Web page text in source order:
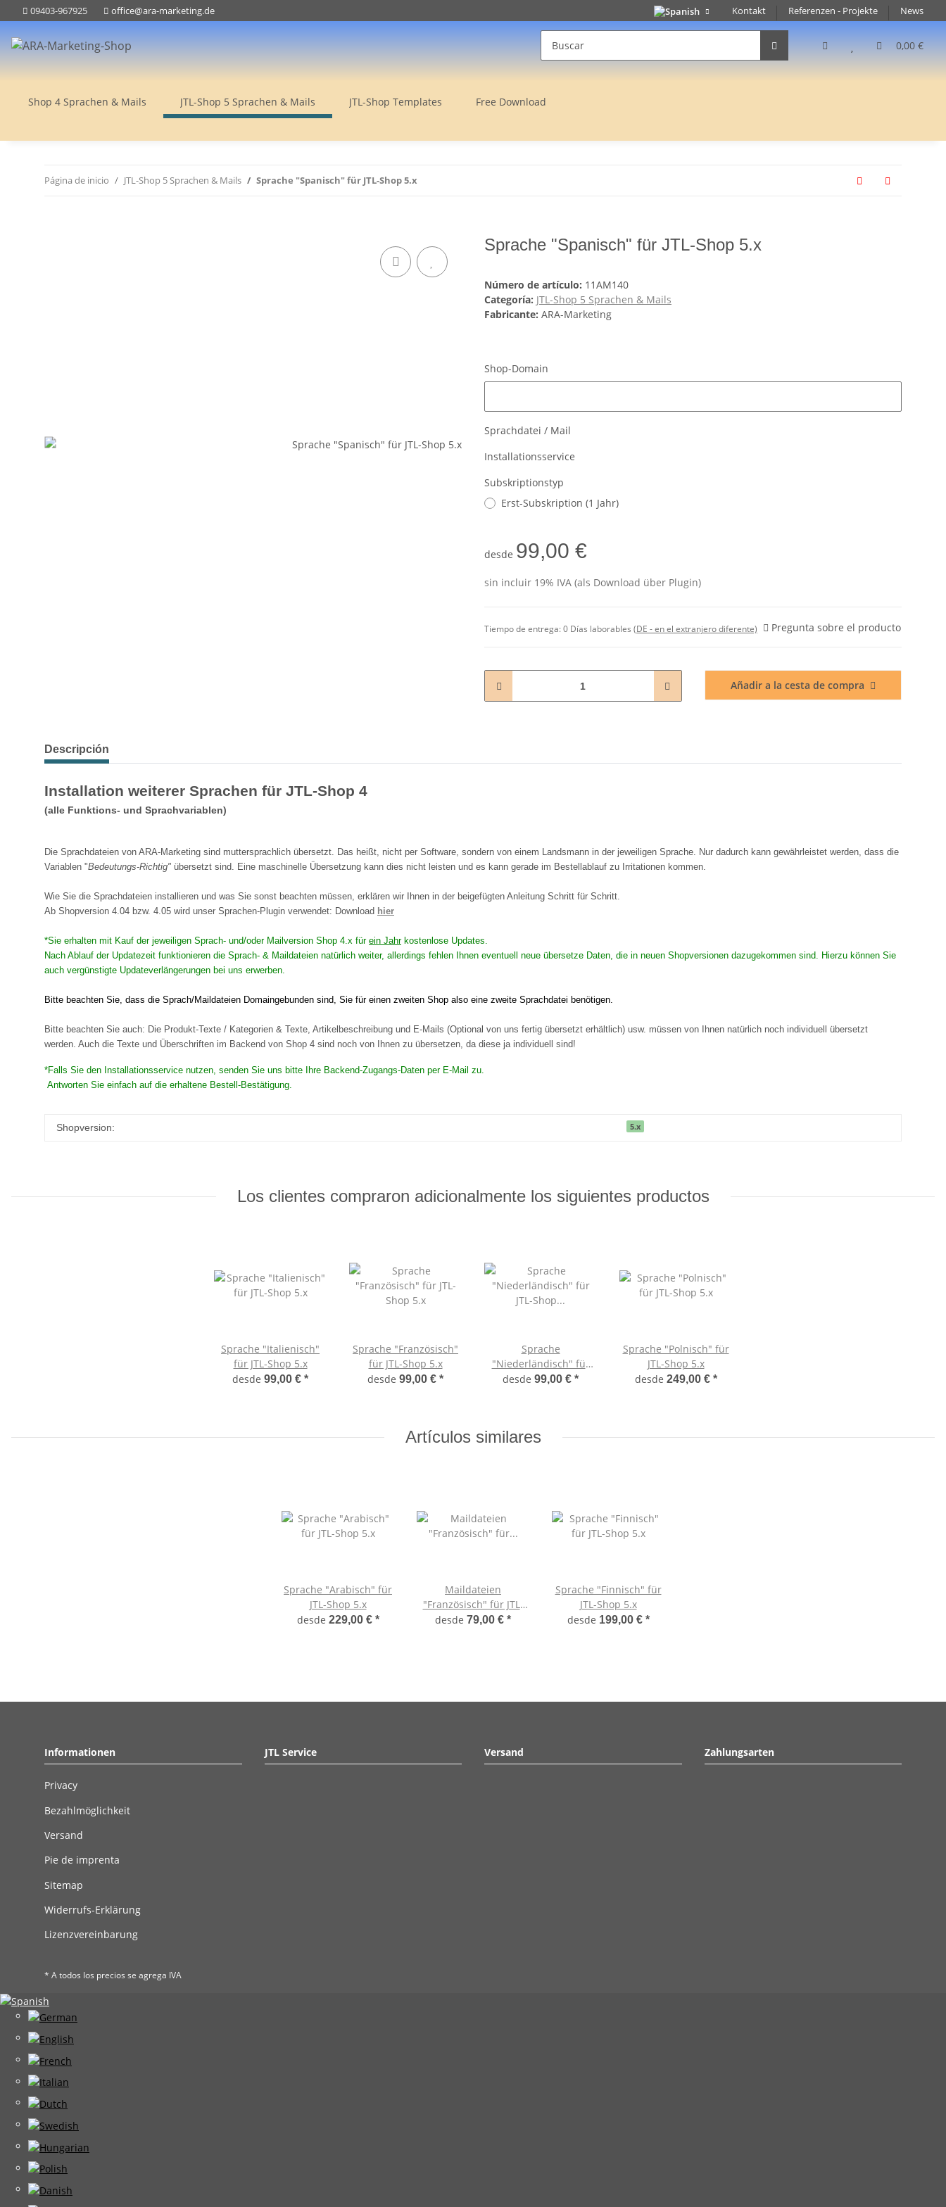
Kontakt Referenzen - Projekte News
09403-967925 office@ara-marketing.de
0,00 €
Shop 4 Sprachen & Mails JTL-Shop 5 Sprachen & Mails JTL-Shop Templates Free Download
Página de inicio JTL-Shop 5 Sprachen & Mails Sprache "Spanisch" für JTL-Shop 5.x
Sprache "Spanisch" für JTL-Shop 5.x
Número de artículo: 11AM140
Categoría: JTL-Shop 5 Sprachen & Mails
Fabricante: ARA-Marketing
Shop-Domain
Sprachdatei / Mail
Installationsservice
Subskriptionstyp
Erst-Subskription (1 Jahr)
desde 99,00 €
sin incluir 19% IVA (als Download über Plugin)
Tiempo de entrega:0 Días laborables (DE - en el extranjero diferente) Pregunta sobre el producto
Añadir a la cesta de compra
Descripción
Installation weiterer Sprachen für JTL-Shop 4
(alle Funktions- und Sprachvariablen)
Die Sprachdateien von ARA-Marketing sind muttersprachlich übersetzt. Das heißt, nicht per Software, sondern von einem Landsmann in der jeweiligen Sprache. Nur dadurch kann gewährleistet werden, dass die
Variablen "Bedeutungs-Richtig" übersetzt sind. Eine maschinelle Übersetzung kann dies nicht leisten und es kann gerade im Bestellablauf zu Irritationen kommen.
Wie Sie die Sprachdateien installieren und was Sie sonst beachten müssen, erklären wir Ihnen in der beigefügten Anleitung Schritt für Schritt.
Ab Shopversion 4.04 bzw. 4.05 wird unser Sprachen-Plugin verwendet: Download hier
*Sie erhalten mit Kauf der jeweiligen Sprach- und/oder Mailversion Shop 4.x für ein Jahrkostenlose Updates.
Nach Ablauf der Updatezeit funktionieren die Sprach- & Maildateien natürlich weiter, allerdings fehlen Ihnen eventuell neue übersetze Daten, die in neuen Shopversionen dazugekommen sind. Hierzu können Sie
auch vergünstigte Updateverlängerungen bei uns erwerben.
Bitte beachten Sie, dass die Sprach/Maildateien Domaingebunden sind, Sie für einen zweiten Shop also eine zweite Sprachdatei benötigen.
Bitte beachten Sie auch: Die Produkt-Texte / Kategorien & Texte, Artikelbeschreibung und E-Mails (Optional von uns fertig übersetzt erhältlich) usw. müssen von Ihnen natürlich noch individuell übersetzt
werden. Auch die Texte und Überschriften im Backend von Shop 4 sind noch von Ihnen zu übersetzen, da diese ja individuell sind!
*Falls Sie den Installationsservice nutzen, senden Sie uns bitte Ihre Backend-Zugangs-Daten per E-Mail zu.
Antworten Sie einfach auf die erhaltene Bestell-Bestätigung.
Shopversion: 5.x
Los clientes compraron adicionalmente los siguientes productos
Sprache "Italienisch"
für JTL-Shop 5.x
desde 99,00 € *
Sprache "Französisch"
für JTL-Shop 5.x
desde 99,00 € *
Sprache
"Niederländisch" für
JTL-Shop 5.x
desde 99,00 € *
Sprache "Polnisch" für
JTL-Shop 5.x
desde 249,00 € *
Artículos similares
Sprache "Arabisch" für
JTL-Shop 5.x
desde 229,00 € *
Maildateien
"Französisch" für JTL-
Shop 5.x
desde 79,00 € *
Sprache "Finnisch" für
JTL-Shop 5.x
desde 199,00 € *
Informationen
Privacy
Bezahlmöglichkeit
Versand
Pie de imprenta
Sitemap
Widerrufs-Erklärung
Lizenzvereinbarung
JTL Service Versand Zahlungsarten
* A todos los precios se agrega IVA